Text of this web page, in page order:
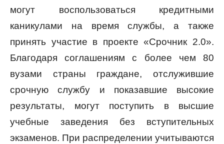
могут воспользоваться кредитными
каникулами на время службы, а также
принять участие в проекте «Срочник 2.0».
Благодаря соглашениям с более чем 80
вузами страны граждане, отслужившие
срочную службу и показавшие высокие
результаты, могут поступить в высшие
учебные заведения без вступительных
экзаменов. При распределении учитываются